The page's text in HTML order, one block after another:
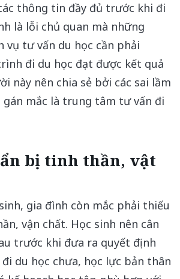
thông tin đầy đủ trước khi đi
là lỗi chủ quan mà những
vụ tư vấn du học cần phải
đi du học đạt được kết quả
này nên chia sẻ bởi các sai lầm
gán mắc là trung tâm tư vấn đi
bị tinh thần, vật
gia đình còn mắc phải thiếu
vận chất. Học sinh nên cân
trước khi đưa ra quyết định
du học chưa, học lực bản thân